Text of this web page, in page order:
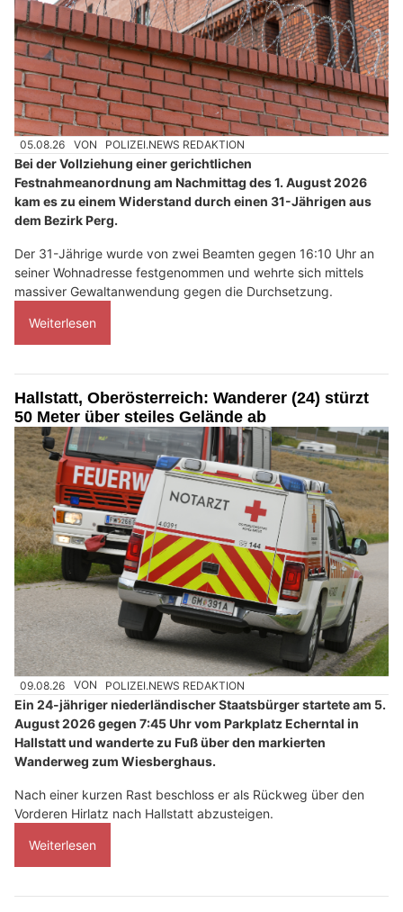
05.08.26 VON POLIZEI.NEWS REDAKTION
Bei der Vollziehung einer gerichtlichen
Festnahmeanordnung am Nachmittag des 1. August 2026
kam es zu einem Widerstand durch einen 31-Jährigen aus
dem Bezirk Perg.
Der 31-Jährige wurde von zwei Beamten gegen 16:10 Uhr an
seiner Wohnadresse festgenommen und wehrte sich mittels
massiver Gewaltanwendung gegen die Durchsetzung.
Weiterlesen
Hallstatt, Oberösterreich: Wanderer (24) stürzt
50 Meter über steiles Gelände ab
09.08.26 VON POLIZEI.NEWS REDAKTION
Ein 24-jähriger niederländischer Staatsbürger startete am 5.
August 2026 gegen 7:45 Uhr vom Parkplatz Echerntal in
Hallstatt und wanderte zu Fuß über den markierten
Wanderweg zum Wiesberghaus.
Nach einer kurzen Rast beschloss er als Rückweg über den
Vorderen Hirlatz nach Hallstatt abzusteigen.
Weiterlesen